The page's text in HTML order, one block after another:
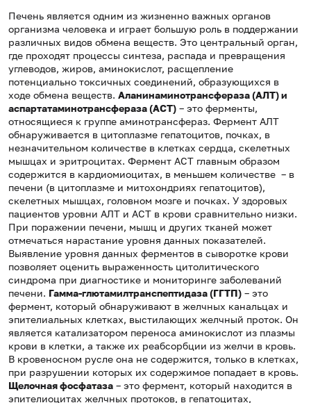
Печень является одним из жизненно важных органов
организма человека и играет большую роль в поддержании
различных видов обмена веществ. Это центральный орган,
где проходят процессы синтеза, распада и превращения
углеводов, жиров, аминокислот, расщепление
потенциально токсичных соединений, образующихся в
ходе обмена веществ. Аланинаминотрансфераза (АЛТ) и
аспартатаминотрансфераза (АСТ) – это ферменты,
относящиеся к группе аминотрансфераз. Фермент АЛТ
обнаруживается в цитоплазме гепатоцитов, почках, в
незначительном количестве в клетках сердца, скелетных
мышцах и эритроцитах. Фермент АСТ главным образом
содержится в кардиомиоцитах, в меньшем количестве – в
печени (в цитоплазме и митохондриях гепатоцитов),
скелетных мышцах, головном мозге и почках. У здоровых
пациентов уровни АЛТ и АСТ в крови сравнительно низки.
При поражении печени, мышц и других тканей может
отмечаться нарастание уровня данных показателей.
Выявление уровня данных ферментов в сыворотке крови
позволяет оценить выраженность цитолитического
синдрома при диагностике и мониторинге заболеваний
печени. Гамма-глютамилтранспептидаза (ГГТП) – это
фермент, который обнаруживают в желчных канальцах и
эпителиальных клетках, выстилающих желчный проток. Он
является катализатором переноса аминокислот из плазмы
крови в клетки, а также их реабсорбции из желчи в кровь.
В кровеносном русле она не содержится, только в клетках,
при разрушении которых их содержимое попадает в кровь.
Щелочная фосфатаза – это фермент, который находится в
эпителиоцитах желчных протоков, в гепатоцитах,